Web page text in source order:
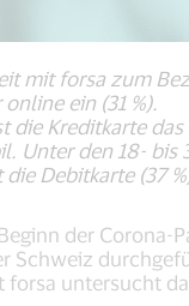
mit forsa zum
ein (31 %).
Kreditkarte
Unter den 18- bis
Debitkarte (37
der Corona-
Schweiz
untersucht